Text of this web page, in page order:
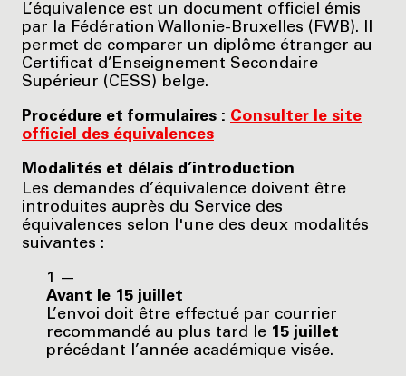
L’équivalence est un document officiel émis
par la Fédération Wallonie-Bruxelles (FWB). Il
permet de comparer un diplôme étranger au
Certificat d’Enseignement Secondaire
Supérieur (CESS) belge.
Procédure et formulaires : Consulter le site
officiel des équivalences
Modalités et délais d’introduction
Les demandes d’équivalence doivent être
introduites auprès du Service des
équivalences selon l'une des deux modalités
suivantes :
Avant le 15 juillet
L’envoi doit être effectué par courrier
recommandé au plus tard le 15 juillet
précédant l’année académique visée.